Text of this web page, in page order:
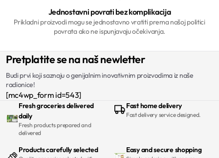
Jednostavni povrati bez komplikacija
Prikladni proizvodi mogu se jednostavno vratiti prema našoj politici
povrata ako ne ispunjavaju očekivanja.
Pretplatite se na naš newletter
Budi prvi koji saznaju o genijalnim inovativnim proizvodima iz naše
radionice!
[mc4wp_form id=543]
Fresh groceries delivered
daily
Fresh products prepared and
delivered
Fast home delivery
Fast delivery service designed.
Products carefully selected Easy and secure shopping